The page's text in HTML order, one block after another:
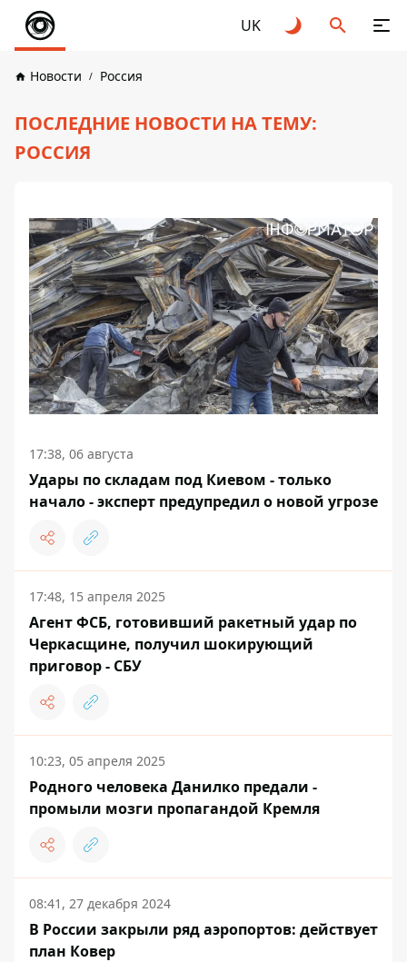
UK
Новости Россия
ПОСЛЕДНИЕ НОВОСТИ НА ТЕМУ:
РОССИЯ
17:38, 06 августа
Удары по складам под Киевом - только
начало - эксперт предупредил о новой угрозе
17:48, 15 апреля 2025
Агент ФСБ, готовивший ракетный удар по
Черкасщине, получил шокирующий
приговор - СБУ
10:23, 05 апреля 2025
Родного человека Данилко предали -
промыли мозги пропагандой Кремля
08:41, 27 декабря 2024
В России закрыли ряд аэропортов: действует
план Ковер